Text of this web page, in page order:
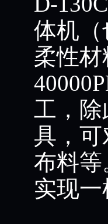
体机（
柔性
工，
具，
布料
实现一